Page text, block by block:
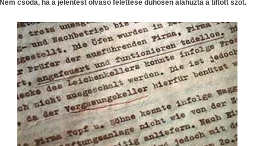
csoda, ha a jelentést olvasó felettese dühösen aláhúzta a tiltott szót.